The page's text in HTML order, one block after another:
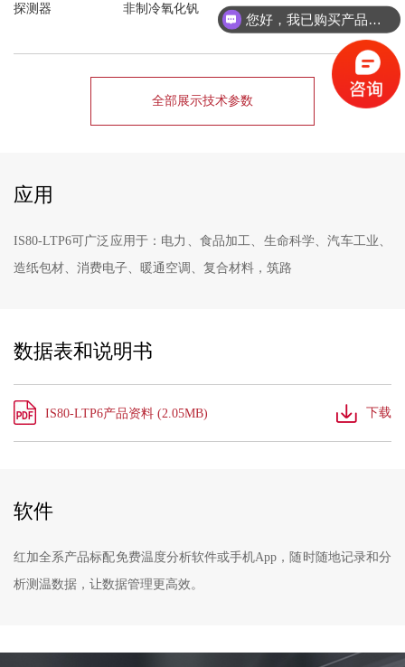
探测器 非制冷氧化钒
全部展示技术参数
应用
IS80-LTP6可广泛应用于：电力、食品加工、生命科学、汽车工业、
造纸包材、消费电子、暖通空调、复合材料，筑路
数据表和说明书
IS80-LTP6产品资料 (2.05MB) 下载
软件
红加全系产品标配免费温度分析软件或手机App，随时随地记录和分
析测温数据，让数据管理更高效。
您好，我已购买产品，想咨询产品使用方法